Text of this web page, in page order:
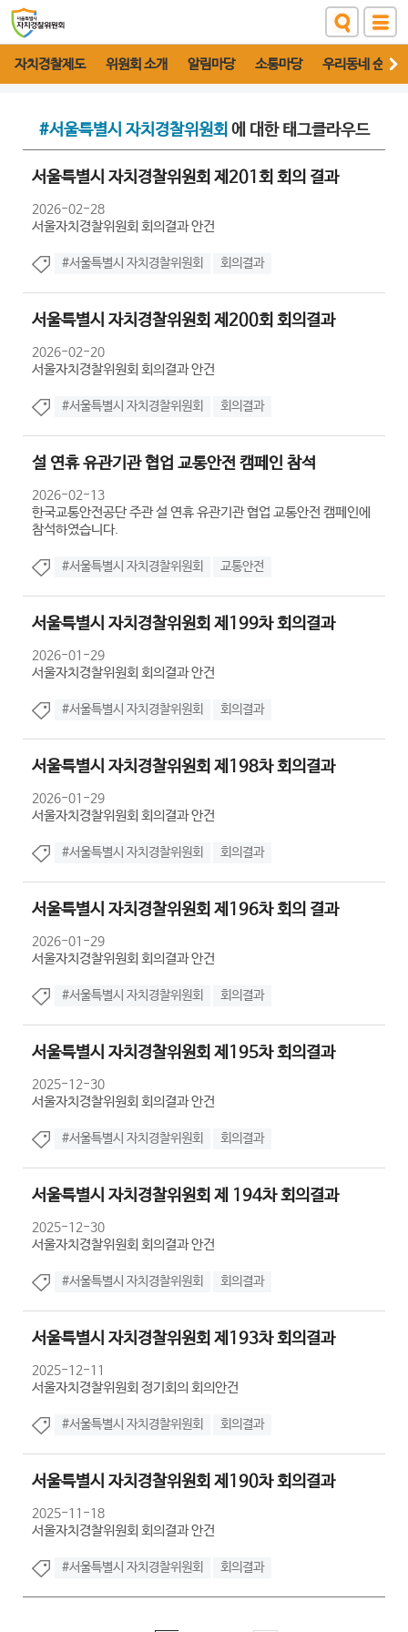
자치경찰제도 위원회 소개 알림마당 소통마당 우리동네 순찰대
#서울특별시 자치경찰위원회 에 대한 태그클라우드
서울특별시 자치경찰위원회 제201회 회의 결과
2026-02-28
서울자치경찰위원회 회의결과 안건
#서울특별시 자치경찰위원회 회의결과
서울특별시 자치경찰위원회 제200회 회의결과
2026-02-20
서울자치경찰위원회 회의결과 안건
#서울특별시 자치경찰위원회 회의결과
설 연휴 유관기관 협업 교통안전 캠페인 참석
2026-02-13
한국교통안전공단 주관 설 연휴 유관기관 협업 교통안전 캠페인에
참석하였습니다.
#서울특별시 자치경찰위원회 교통안전
서울특별시 자치경찰위원회 제199차 회의결과
2026-01-29
서울자치경찰위원회 회의결과 안건
#서울특별시 자치경찰위원회 회의결과
서울특별시 자치경찰위원회 제198차 회의결과
2026-01-29
서울자치경찰위원회 회의결과 안건
#서울특별시 자치경찰위원회 회의결과
서울특별시 자치경찰위원회 제196차 회의 결과
2026-01-29
서울자치경찰위원회 회의결과 안건
#서울특별시 자치경찰위원회 회의결과
서울특별시 자치경찰위원회 제195차 회의결과
2025-12-30
서울자치경찰위원회 회의결과 안건
#서울특별시 자치경찰위원회 회의결과
서울특별시 자치경찰위원회 제 194차 회의결과
2025-12-30
서울자치경찰위원회 회의결과 안건
#서울특별시 자치경찰위원회 회의결과
서울특별시 자치경찰위원회 제193차 회의결과
2025-12-11
서울자치경찰위원회 정기회의 회의안건
#서울특별시 자치경찰위원회 회의결과
서울특별시 자치경찰위원회 제190차 회의결과
2025-11-18
서울자치경찰위원회 회의결과 안건
#서울특별시 자치경찰위원회 회의결과